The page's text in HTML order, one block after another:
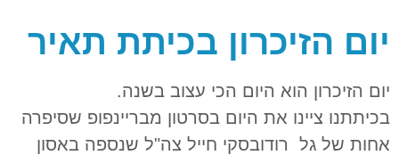
יום הזיכרון בכיתת תאיר
יום הזיכרון הוא היום הכי עצוב בשנה.
בכיתתנו ציינו את היום בסרטון מבריינפופ שסיפרה
אחות של גל רודובסקי חייל צה"ל שנספה באסון